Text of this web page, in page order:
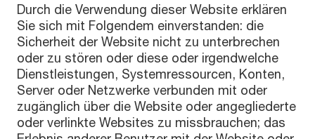
Durch die Verwendung dieser Website erklären
Sie sich mit Folgendem einverstanden: die
Sicherheit der Website nicht zu unterbrechen
oder zu stören oder diese oder irgendwelche
Dienstleistungen, Systemressourcen, Konten,
Server oder Netzwerke verbunden mit oder
zugänglich über die Website oder angegliederte
oder verlinkte Websites zu missbrauchen; das